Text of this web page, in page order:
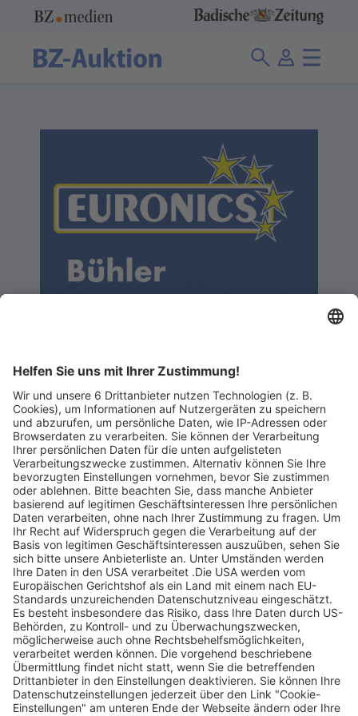
Feldbergstr. 2a
79650 Schopfheim
Telefon: +49 7622 / 674250
Email:info@buehler-euronics.de
Website
Ladenpreis
Abgelaufene Angebote anzeigen Ohne Gebot
Abgelaufene Angebote anzeigen
Ohne Gebot